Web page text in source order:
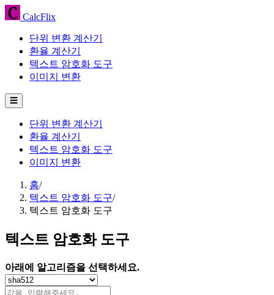
CalcFlix
단위 변환 계산기
환율 계산기
텍스트 암호화 도구
이미지 변환
☰
단위 변환 계산기
환율 계산기
텍스트 암호화 도구
이미지 변환
홈/
텍스트 암호화 도구/
텍스트 암호화 도구
텍스트 암호화 도구
아래에 알고리즘을 선택하세요.